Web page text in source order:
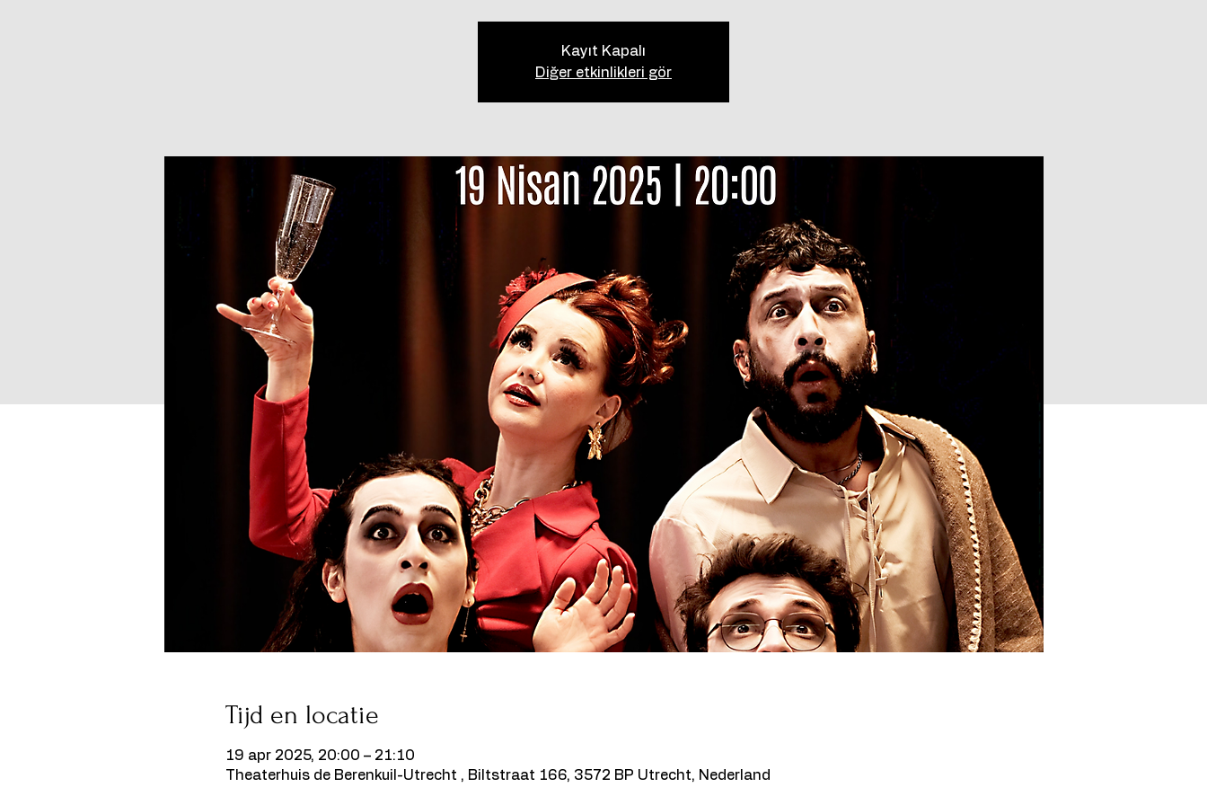
Kayıt Kapalı
Diğer etkinlikleri gör
Tijd en locatie
19 apr 2025, 20:00 – 21:10
Theaterhuis de Berenkuil-Utrecht , Biltstraat 166, 3572 BP Utrecht, Nederland